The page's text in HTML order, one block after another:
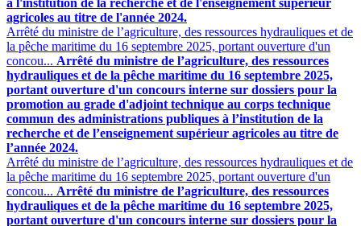
à l'institution de la recherche et de l'enseignement supérieur
agricoles au titre de l'année 2024.
Arrêté du ministre de l’agriculture, des ressources hydrauliques et de
la pêche maritime du 16 septembre 2025, portant ouverture d'un
concou... Arrêté du ministre de l’agriculture, des ressources
hydrauliques et de la pêche maritime du 16 septembre 2025,
portant ouverture d'un concours interne sur dossiers pour la
promotion au grade d'adjoint technique au corps technique
commun des administrations publiques à l’institution de la
recherche et de l’enseignement supérieur agricoles au titre de
l’année 2024.
Arrêté du ministre de l’agriculture, des ressources hydrauliques et de
la pêche maritime du 16 septembre 2025, portant ouverture d'un
concou... Arrêté du ministre de l’agriculture, des ressources
hydrauliques et de la pêche maritime du 16 septembre 2025,
portant ouverture d'un concours interne sur dossiers pour la